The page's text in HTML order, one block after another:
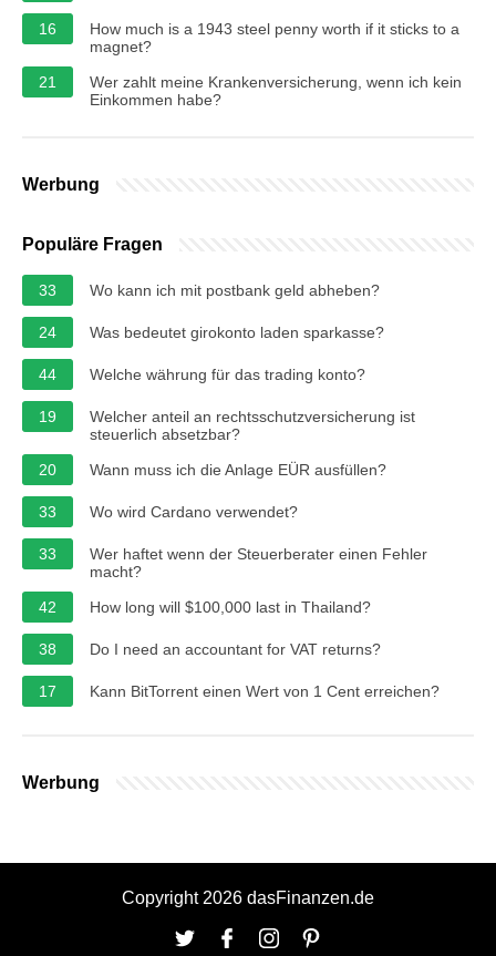
16
How much is a 1943 steel penny worth if it sticks to a
magnet?
21
Wer zahlt meine Krankenversicherung, wenn ich kein
Einkommen habe?
Werbung
Populäre Fragen
33 Wo kann ich mit postbank geld abheben?
24 Was bedeutet girokonto laden sparkasse?
44 Welche währung für das trading konto?
19
Welcher anteil an rechtsschutzversicherung ist
steuerlich absetzbar?
20
Wann muss ich die Anlage EÜR ausfüllen?
33 Wo wird Cardano verwendet?
33
Wer haftet wenn der Steuerberater einen Fehler
macht?
42
How long will $100,000 last in Thailand?
38 Do I need an accountant for VAT returns?
17 Kann BitTorrent einen Wert von 1 Cent erreichen?
Werbung
Copyright 2026 dasFinanzen.de